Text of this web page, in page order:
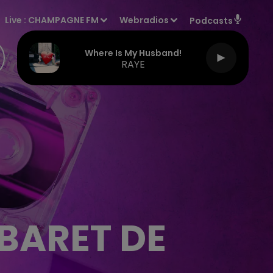
Live : CHAMPAGNE FM Webradios Podcasts
Where Is My Husband!
RAYE
DE